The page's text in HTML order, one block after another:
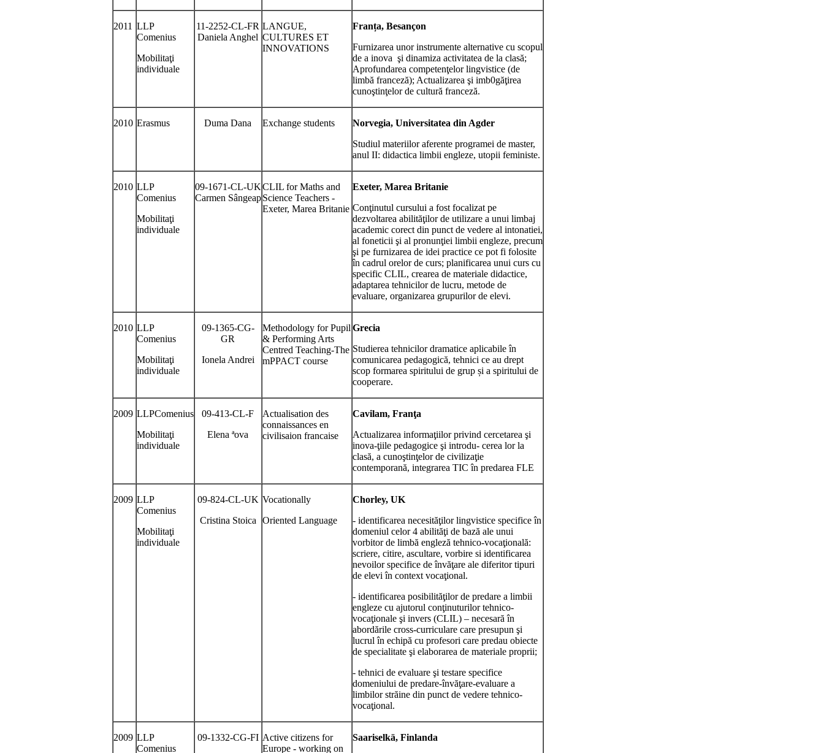
2011 LLP
Comenius
Mobilitaţi
individuale
11-2252-CL-FR
Daniela Anghel
LANGUE,
CULTURES ET
INNOVATIONS
Franța, Besançon
Furnizarea unor instrumente alternative cu scopul
de a inova şi dinamiza activitatea de la clasă;
Aprofundarea competenţelor lingvistice (de
limbă franceză); Actualizarea şi imb0găţirea
cunoştinţelor de cultură franceză.
2010 Erasmus Duma Dana Exchange students
Norvegia, Universitatea din Agder
Studiul materiilor aferente programei de master,
anul II: didactica limbii engleze, utopii feministe.
2010 LLP
Comenius
Mobilitaţi
individuale
09-1671-CL-UK
Carmen Sângeap
CLIL for Maths and
Science Teachers -
Exeter, Marea Britanie
Exeter, Marea Britanie
Conţinutul cursului a fost focalizat pe
dezvoltarea abilităţilor de utilizare a unui limbaj
academic corect din punct de vedere al intonatiei,
al foneticii şi al pronunţiei limbii engleze, precum
şi pe furnizarea de idei practice ce pot fi folosite
în cadrul orelor de curs; planificarea unui curs cu
specific CLIL, crearea de materiale didactice,
adaptarea tehnicilor de lucru, metode de
evaluare, organizarea grupurilor de elevi.
2010 LLP
Comenius
Mobilitaţi
individuale
09-1365-CG-
GR
Ionela Andrei
Methodology for Pupil
& Performing Arts
Centred Teaching-The
mPPACT course
Grecia
Studierea tehnicilor dramatice aplicabile în
comunicarea pedagogică, tehnici ce au drept
scop formarea spiritului de grup și a spiritului de
cooperare.
2009 LLPComenius
Mobilitaţi
individuale
09-413-CL-F
Elena ªova
Actualisation des
connaissances en
civilisaion francaise
Cavilam, Franţa
Actualizarea informaţiilor privind cercetarea şi
inova-ţiile pedagogice şi introdu- cerea lor la
clasă, a cunoştinţelor de civilizaţie
contemporană, integrarea TIC în predarea FLE
2009 LLP
Comenius
Mobilitaţi
individuale
09-824-CL-UK
Cristina Stoica
Vocationally
Oriented Language
Chorley, UK
- identificarea necesităţilor lingvistice specifice în
domeniul celor 4 abilităţi de bază ale unui
vorbitor de limbă engleză tehnico-vocaţională:
scriere, citire, ascultare, vorbire si identificarea
nevoilor specifice de învăţare ale diferitor tipuri
de elevi în context vocaţional.
- identificarea posibilităţilor de predare a limbii
engleze cu ajutorul conţinuturilor tehnico-
vocaţionale şi invers (CLIL) – necesară în
abordările cross-curriculare care presupun şi
lucrul în echipă cu profesori care predau obiecte
de specialitate şi elaborarea de materiale proprii;
- tehnici de evaluare şi testare specifice
domeniului de predare-învăţare-evaluare a
limbilor străine din punct de vedere tehnico-
vocaţional.
2009 LLP
Comenius
09-1332-CG-FI Active citizens for
Europe - working on
Saariselkä, Finlanda